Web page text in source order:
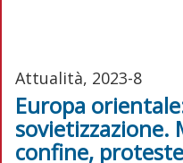
Attualità, 2023-8
Europa
sovietizzazione.
confine,